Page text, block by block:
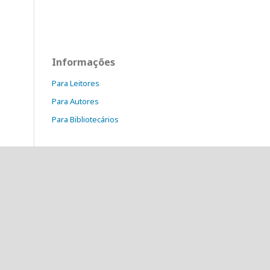
Informações
Para Leitores
Para Autores
Para Bibliotecários